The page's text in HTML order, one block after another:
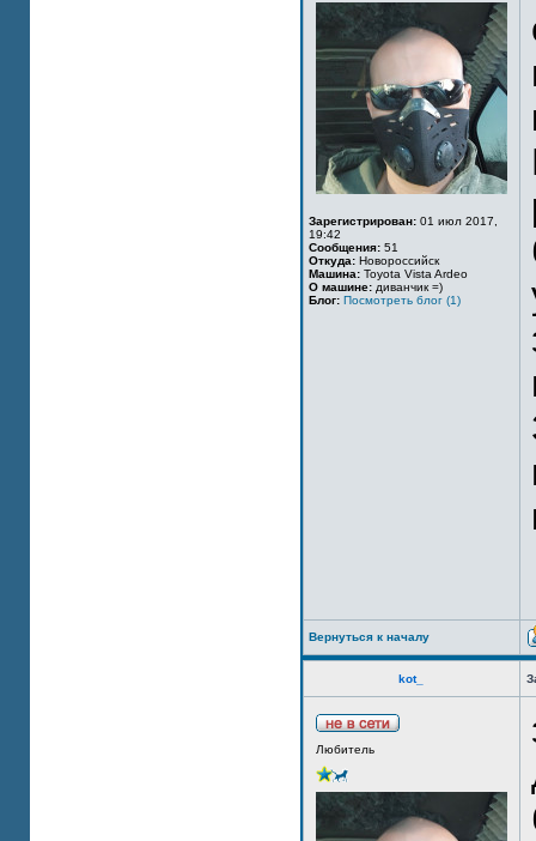
Зарегистрирован: 01 июл 2017,
19:42
Сообщения: 51
Откуда: Новороссийск
Машина: Toyota Vista Ardeo
О машине: диванчик =)
Блог: Посмотреть блог (1)
Вернуться к началу
kot_
Любитель